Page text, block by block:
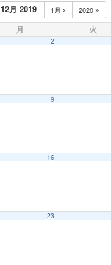
12月 2019 1月 2020
月 火
2
9
16
23